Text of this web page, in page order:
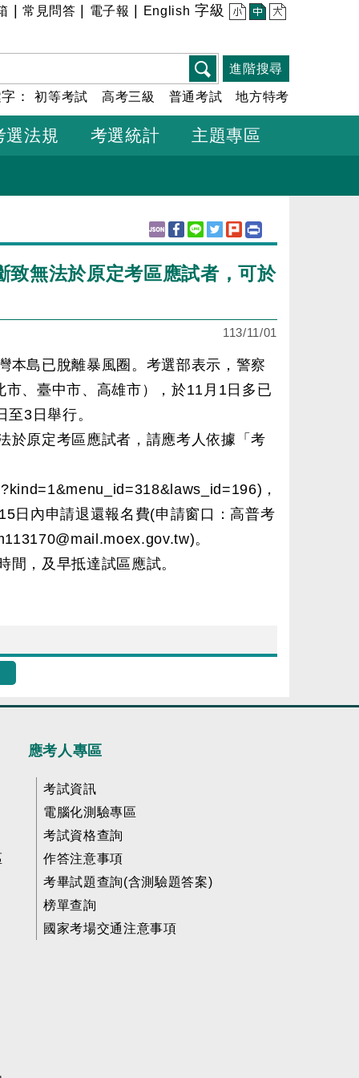
常見問答 電子報 English 字級 小 中 大
進階搜尋
字：初等考試 高考三級 普通考試 地方特考
選法規 考選統計 主題專區
致無法於原定考區應試者，可於
113/11/01
本島已脫離暴風圈。考選部表示，警察
、臺中市、高雄市），於11月1日多已
3日舉行。
於原定考區應試者，請應考人依據「考
，
日內申請退還報名費(申請窗口：高普考
。
，及早抵達試區應試。
應考人專區
考試資訊
電腦化測驗專區
考試資格查詢
作答注意事項
考畢試題查詢(含測驗題答案)
榜單查詢
國家考場交通注意事項